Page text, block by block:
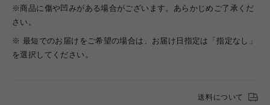
※商品に傷や凹みがある場合がございます。あらかじめご了承くだ
さい。
※ 最短でのお届けをご希望の場合は、お届け日指定は「指定なし」
を選択してください。
送料について